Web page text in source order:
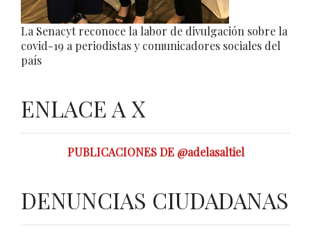
La Senacyt reconoce la labor de divulgación sobre la
covid-19 a periodistas y comunicadores sociales del
país
ENLACE A X
PUBLICACIONES DE @adelasaltiel
DENUNCIAS CIUDADANAS